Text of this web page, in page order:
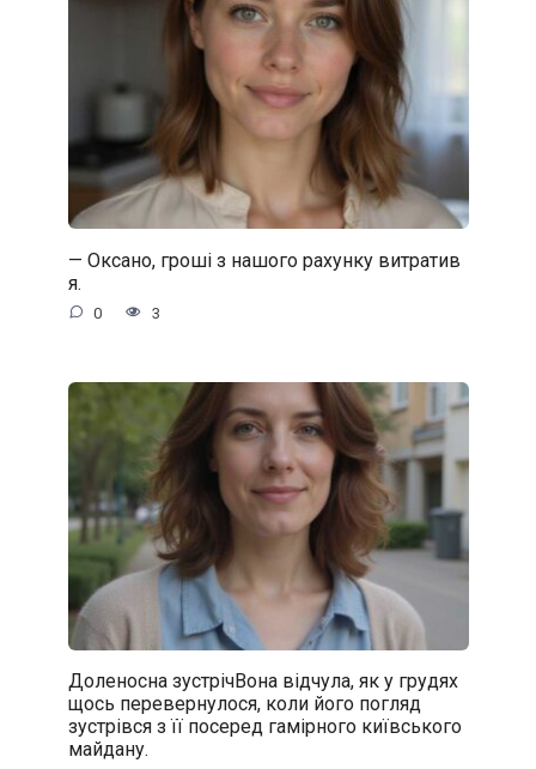
— Оксано, гроші з нашого рахунку витратив
я.
0 3
Доленосна зустрічВона відчула, як у грудях
щось перевернулося, коли його погляд
зустрівся з її посеред гамірного київського
майдану.